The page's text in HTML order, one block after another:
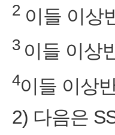
2이들 이상
3 이들 이상
4이들 이상
2) 다음은